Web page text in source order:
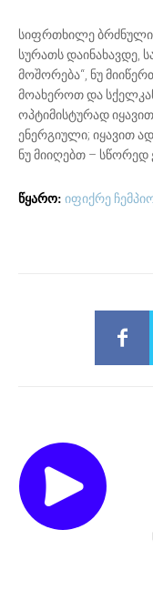
სიფრთხილე ბრძნული
სურათს დაინახავდე,
მოშორება“, ნუ
მოახეროთ და
ოპტიმისტურად
ენერგიული; იყავით
ნუ მიიღებთ – სწორედ
წყარო: იფიქრე